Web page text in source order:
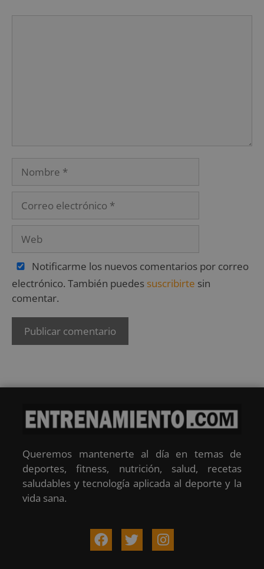
Notificarme los nuevos comentarios por correo
electrónico. También puedes suscribirte sin
comentar.
Queremos mantenerte al día en temas de
deportes, fitness, nutrición, salud, recetas
saludables y tecnología aplicada al deporte y la
vida sana.